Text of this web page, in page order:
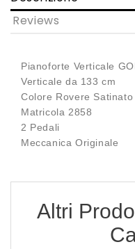
Reviews
Pianoforte Verticale
Verticale da 133 cm
Colore Rovere Satinato
Matricola 2858
2 Pedali
Meccanica Originale
Altri